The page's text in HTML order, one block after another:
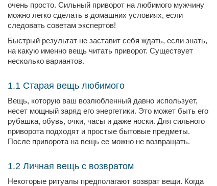
очень просто. Сильный приворот на любимого мужчину
можно легко сделать в домашних условиях, если
следовать советам экспертов!
Быстрый результат не заставит себя ждать, если знать,
на какую именно вещь читать приворот. Существует
несколько вариантов.
1.1 Старая вещь любимого
Вещь, которую ваш возлюбленный давно использует,
несет мощный заряд его энергетики. Это может быть его
рубашка, обувь, очки, часы и даже носки. Для сильного
приворота подходят и простые бытовые предметы.
После приворота на вещь ее можно не возвращать.
1.2 Личная вещь с возвратом
Некоторые ритуалы предполагают возврат вещи. Когда